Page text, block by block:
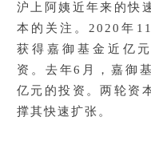
沪上阿姨近年来的快
本的关注。2020年
获得嘉御基金近亿
资。去年6月，嘉御
亿元的投资。两轮资
撑其快速扩张。